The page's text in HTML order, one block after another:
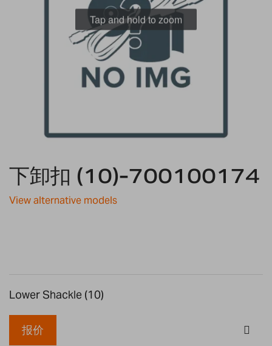
Tap and hold to zoom
to
the
of
下卸扣 (10)-700100174
View alternative models
Lower Shackle (10)
报价